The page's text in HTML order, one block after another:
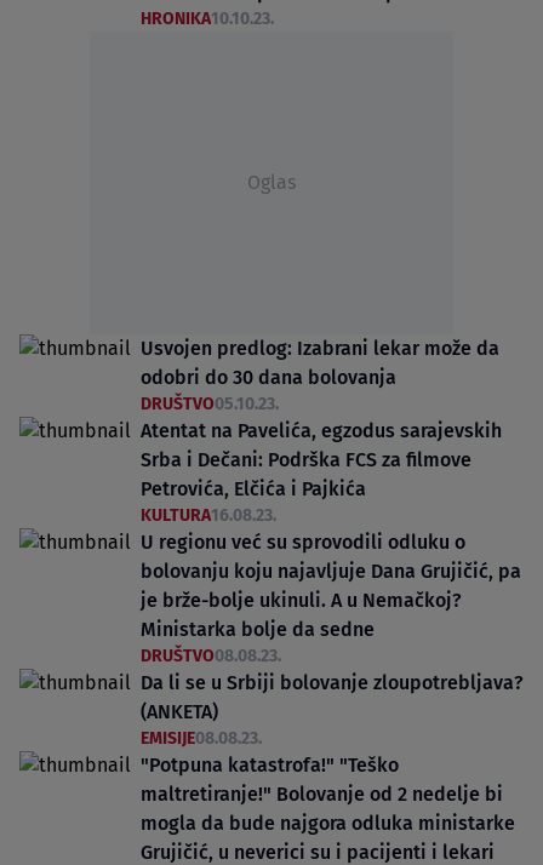
HRONIKA10.10.23.
Oglas
Usvojen predlog: Izabrani lekar može da
odobri do 30 dana bolovanja
DRUŠTVO05.10.23.
Atentat na Pavelića, egzodus sarajevskih
Srba i Dečani: Podrška FCS za filmove
Petrovića, Elčića i Pajkića
KULTURA16.08.23.
U regionu već su sprovodili odluku o
bolovanju koju najavljuje Dana Grujičić, pa
je brže-bolje ukinuli. A u Nemačkoj?
Ministarka bolje da sedne
DRUŠTVO08.08.23.
Da li se u Srbiji bolovanje zloupotrebljava?
(ANKETA)
EMISIJE08.08.23.
"Potpuna katastrofa!" "Teško
maltretiranje!" Bolovanje od 2 nedelje bi
mogla da bude najgora odluka ministarke
Grujičić, u neverici su i pacijenti i lekari